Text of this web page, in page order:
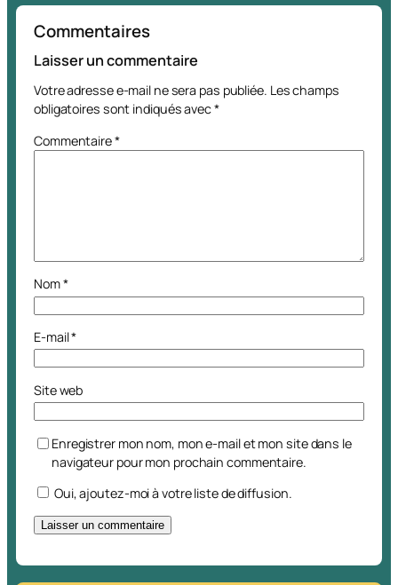
Commentaires
Laisser un commentaire
Votre adresse e-mail ne sera pas publiée. Les champs
obligatoires sont indiqués avec*
Commentaire*
Nom*
E-mail*
Site web
Enregistrer mon nom, mon e-mail et mon site dans le
navigateur pour mon prochain commentaire.
Oui, ajoutez-moi à votre liste de diffusion.